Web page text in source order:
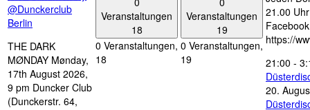
@Dunckerclub
Berlin
THE DARK
MØNDAY Mønday,
17th August 2026,
9 pm Duncker Club
(Dunckerstr. 64,
Veranstaltungen
18
0 Veranstaltungen,
18
Veranstaltungen
19
0 Veranstaltungen,
19
21.00
https://
21:00 -
20.